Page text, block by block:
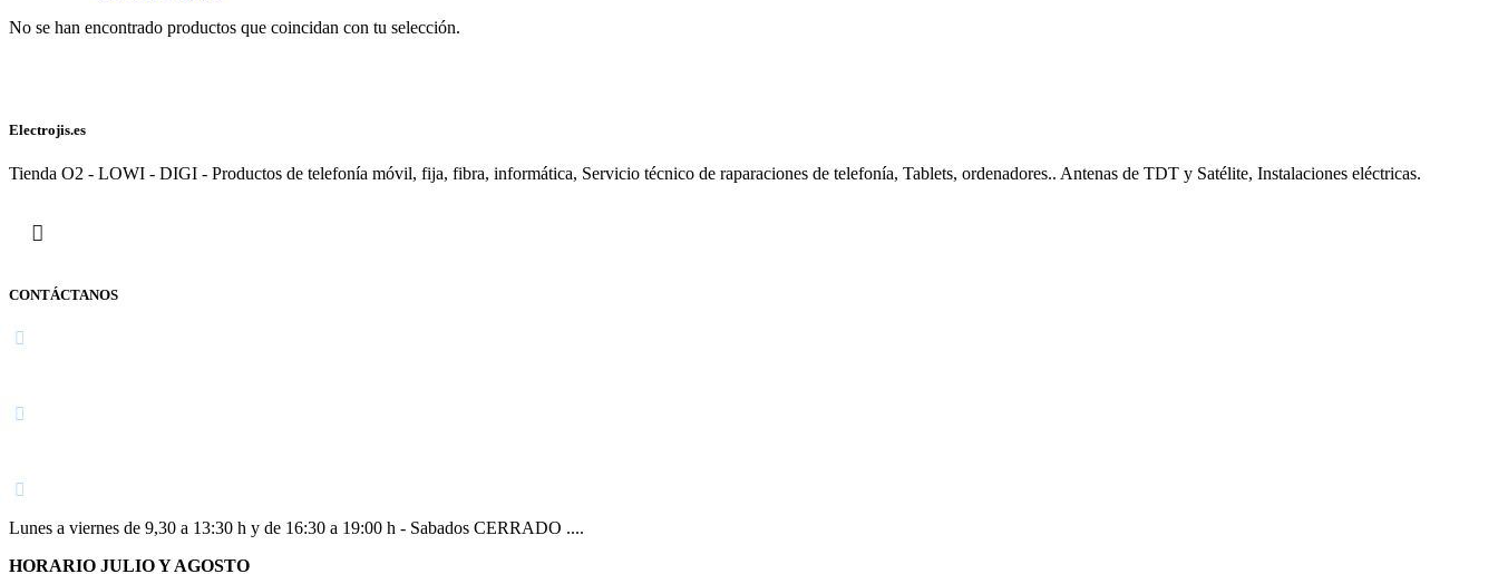
No se han encontrado productos que coincidan con tu selección.
Electrojis.es
Tienda O2 - LOWI - DIGI - Productos de telefonía móvil, fija, fibra, informática, Servicio técnico de raparaciones de telefonía, Tablets, ordenadores.. Antenas de TDT y Satélite, Instalaciones eléctricas.
CONTÁCTANOS
Lunes a viernes de 9,30 a 13:30 h y de 16:30 a 19:00 h - Sabados CERRADO ....
HORARIO JULIO Y AGOSTO